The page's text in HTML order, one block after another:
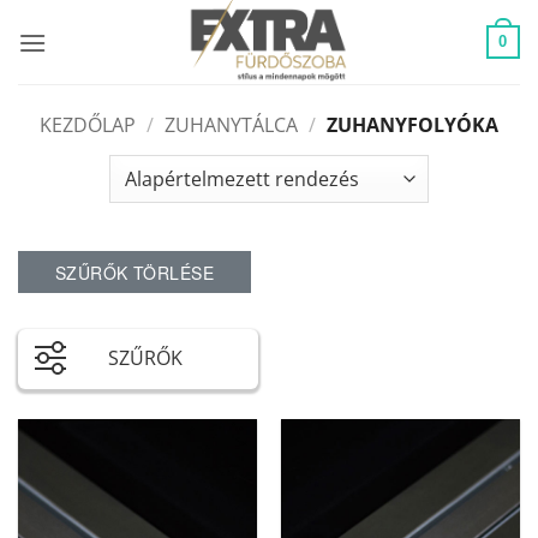
0
KEZDŐLAP / ZUHANYTÁLCA / ZUHANYFOLYÓKA
SZŰRŐK TÖRLÉSE
SZŰRŐK